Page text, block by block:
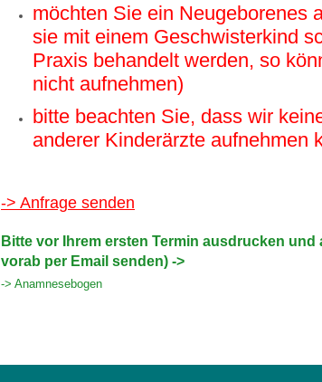
möchten Sie ein Neugeborenes
sie mit einem Geschwisterkind
Praxis behandelt werden, so
nicht aufnehmen)
bitte beachten Sie, dass wir
anderer Kinderärzte aufnehmen
-> Anfrage senden
Bitte vor Ihrem ersten Termin ausdrucken
vorab per Email senden) ->
-> Anamnesebogen